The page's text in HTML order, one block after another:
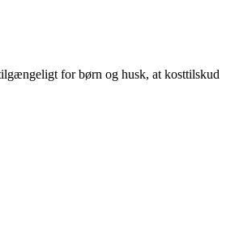
for børn og husk, at kosttilskud